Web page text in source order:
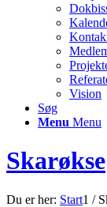
Vision
Søg
Menu Menu
Skarøkse
Du er her: Start1 /